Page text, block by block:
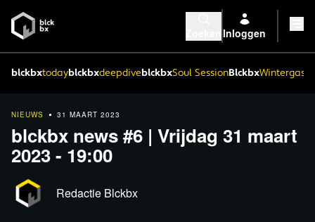
Inloggen
blckbxtodayblckbxdeepdiveblckbxSoul SessionBlckbx
NIEUWS 31 MAART 2023
blckbx news #6 | Vrijdag 31 maart
2023 - 19:00
Redactie Blckbx